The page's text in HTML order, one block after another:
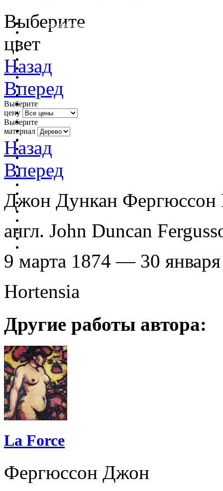
очистить фильтр цвета
Выберите
цвет
Назад
Вперед
Выберите
цену
Выберите
материал
Назад
Вперед
Джон Дункан Фергюссон
англ. John Duncan
9 марта 1874 — 30
Hortensia
Другие работы автора:
La Force
Фергюссон Джон